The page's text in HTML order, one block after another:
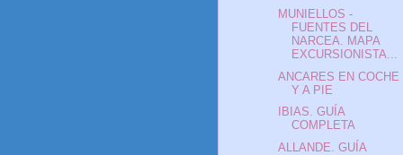
MUNIELLOS -
FUENTES DEL
NARCEA. MAPA
EXCURSIONISTA...
ANCARES EN COCHE
Y A PIE
IBIAS. GUÍA
COMPLETA
ALLANDE. GUÍA